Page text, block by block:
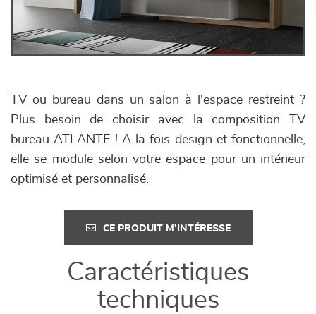
TV ou bureau dans un salon à l'espace restreint ?
Plus besoin de choisir avec la composition TV
bureau ATLANTE ! A la fois design et fonctionnelle,
elle se module selon votre espace pour un intérieur
optimisé et personnalisé.
CE PRODUIT M'INTÉRESSE
Caractéristiques
techniques